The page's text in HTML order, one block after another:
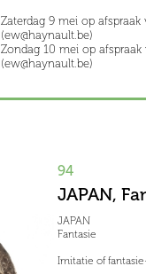
Zaterdag 9 mei op afspraak
(ew@haynault.be)
Zondag 10 mei op
(ew@haynault.be)
94
JAPAN,
JAPAN
Fantasie
Imitatie of